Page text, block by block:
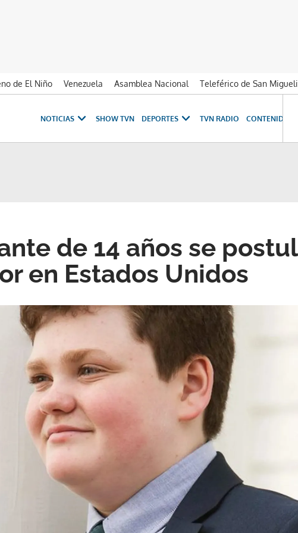
de El Niño Venezuela Asamblea Nacional Teleférico de San
NOTICIAS SHOW TVN DEPORTES TVN RADIO CONTENIDOS
de 14 años se
en Estados Unidos